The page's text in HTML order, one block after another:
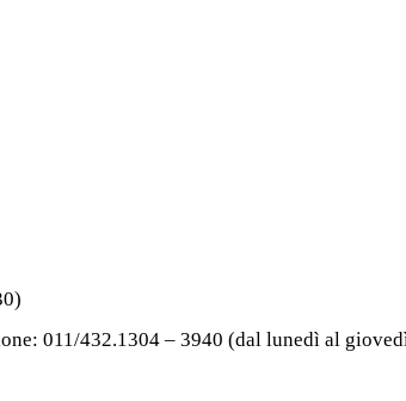
011/432.1304 – 3940 (dal lunedì al